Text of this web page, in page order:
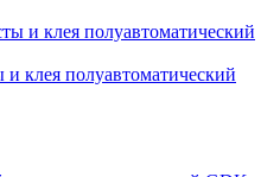
и клея полуавтоматический